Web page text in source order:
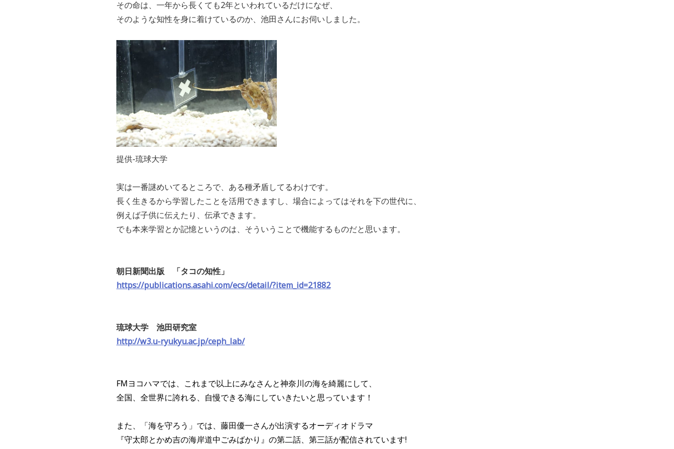
その命は、一年から長くても2年といわれているだけになぜ、
そのような知性を身に着けているのか、 池田さんにお伺いしました。
提供-琉球大学
実は一番謎めいてるところで、ある種矛盾してるわけです。
長く生きるから学習したことを活用できますし、場合によってはそれを下の世代に、
例えば子供に伝えたり、伝承できます。
でも本来学習とか記憶というのは、そういうことで機能するものだと思います。
朝日新聞出版 「タコの知性」
https://publications.asahi.com/ecs/detail/?item_id=21882
琉球大学 池田研究室
http://w3.u-ryukyu.ac.jp/ceph_lab/
FMヨコハマでは、これまで以上にみなさんと神奈川の海を綺麗にして、
全国、全世界に誇れる、自慢できる海にしていきたいと思っています！
また、
「海を守ろう」では、藤田優一さんが出演するオーディオドラマ
『守太郎とかめ吉の海岸道中ごみばかり』の第二話、第三話が配信されています!